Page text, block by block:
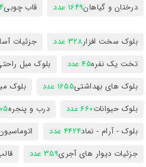
درختان و گیاهان1649 عدد قاب چوبی
بلوک سخت افزار328 عدد جزئیات
تخت یک نفره45 عدد بلوک مبل
بلوک های بهداشتی1655 عدد بلوک
بلوک حیوانات660 عدد درب و پنجره
بلوک - آرام - نماد4424 عدد
جزئیات دیوار های آجری359 عدد